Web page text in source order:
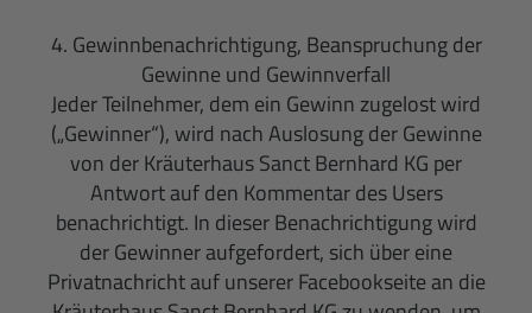
4. Gewinnbenachrichtigung, Beanspruchung der
Gewinne und Gewinnverfall
Jeder Teilnehmer, dem ein Gewinn zugelost wird
(„Gewinner“), wird nach Auslosung der Gewinne
von der Kräuterhaus Sanct Bernhard KG per
Antwort auf den Kommentar des Users
benachrichtigt. In dieser Benachrichtigung wird
der Gewinner aufgefordert, sich über eine
Privatnachricht auf unserer Facebookseite an die